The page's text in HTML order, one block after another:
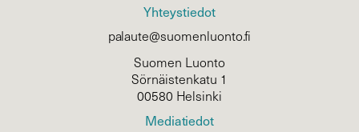
Yhteystiedot
palaute@suomenluonto.fi
Suomen Luonto
Sörnäistenkatu 1
00580 Helsinki
Mediatiedot